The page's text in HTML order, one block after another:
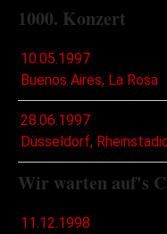
1000. Konzert
10.05.1997
Buenos Aires, La Rosa
28.06.1997
Düsseldorf,
Wir warten auf's
11.12.1998